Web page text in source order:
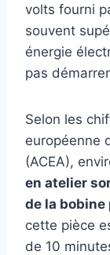
volts fourni
souvent
énergie
pas
Selon les
européenne
(ACEA),
en atelier
de la
cette pièce
de 10